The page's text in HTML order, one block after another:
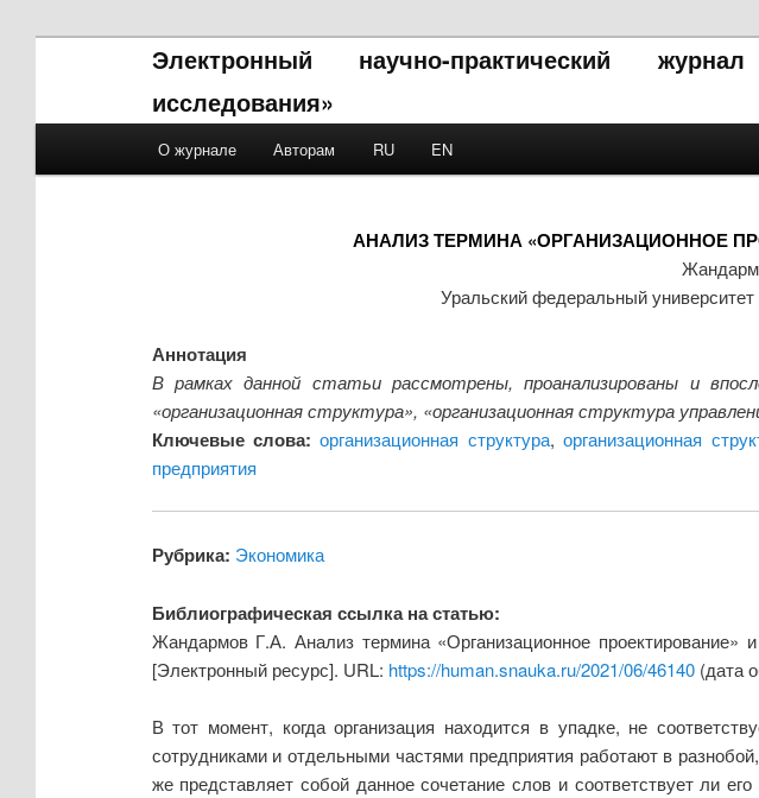
Электронный научно-практический
исследования»
Skip to primary content
Skip to secondary content
О журнале Авторам RU EN
АНАЛИЗ ТЕРМИНА «ОРГАНИЗАЦИОННОЕ
Уральский федеральный
Аннотация
В рамках данной статьи рассмотрены, проанализированы и
«организационная структура», «организационная структура
Ключевые слова: организационная структура,организационная
предприятия
Рубрика: Экономика
Библиографическая ссылка на статью:
Жандармов Г.А. Анализ термина «Организационное
[Электронный ресурс]. URL: https://human.snauka.ru/2021/06/46140(дата
В тот момент, когда организация находится в упадке, не
сотрудниками и отдельными частями предприятия работают в
же представляет собой данное сочетание слов и соответствует ли